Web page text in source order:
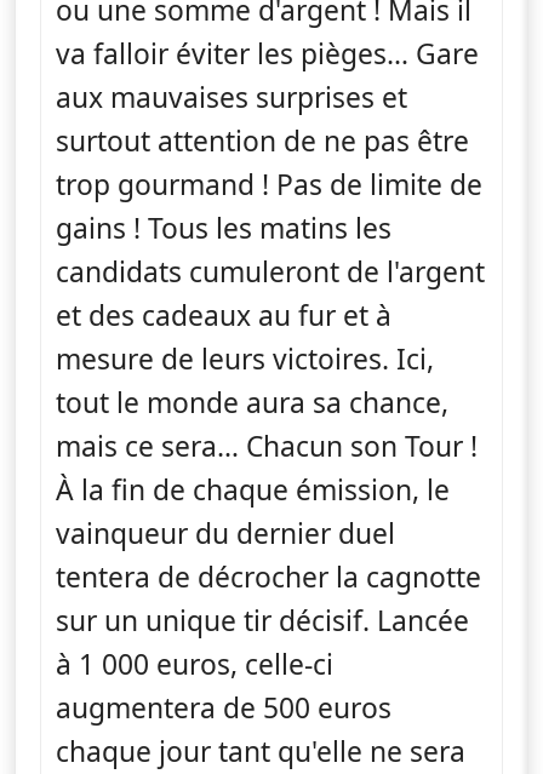
ou une somme d'argent ! Mais il
va falloir éviter les pièges… Gare
aux mauvaises surprises et
surtout attention de ne pas être
trop gourmand ! Pas de limite de
gains ! Tous les matins les
candidats cumuleront de l'argent
et des cadeaux au fur et à
mesure de leurs victoires. Ici,
tout le monde aura sa chance,
mais ce sera… Chacun son Tour !
À la fin de chaque émission, le
vainqueur du dernier duel
tentera de décrocher la cagnotte
sur un unique tir décisif. Lancée
à 1 000 euros, celle-ci
augmentera de 500 euros
chaque jour tant qu'elle ne sera